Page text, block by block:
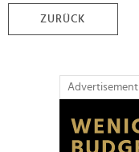
Advertisement
ZURÜCK